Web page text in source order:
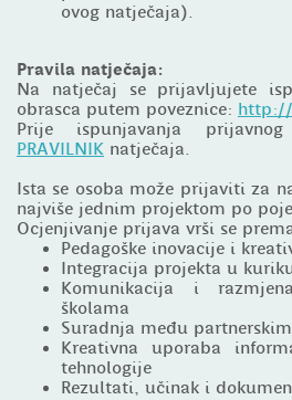
ovog natječaja).
Pravila natječaja:
Na natječaj se prijavljujete
obrasca putem poveznice:
Prije ispunjavanja
PRAVILNIK natječaja.
Ista se osoba može prijaviti za
najviše jednim projektom po
Ocjenjivanje prijava vrši se
Pedagoške inovacije i
Integracija projekta u
Komunikacija i
školama
Suradnja među
Kreativna uporaba
tehnologije
Rezultati, učinak i